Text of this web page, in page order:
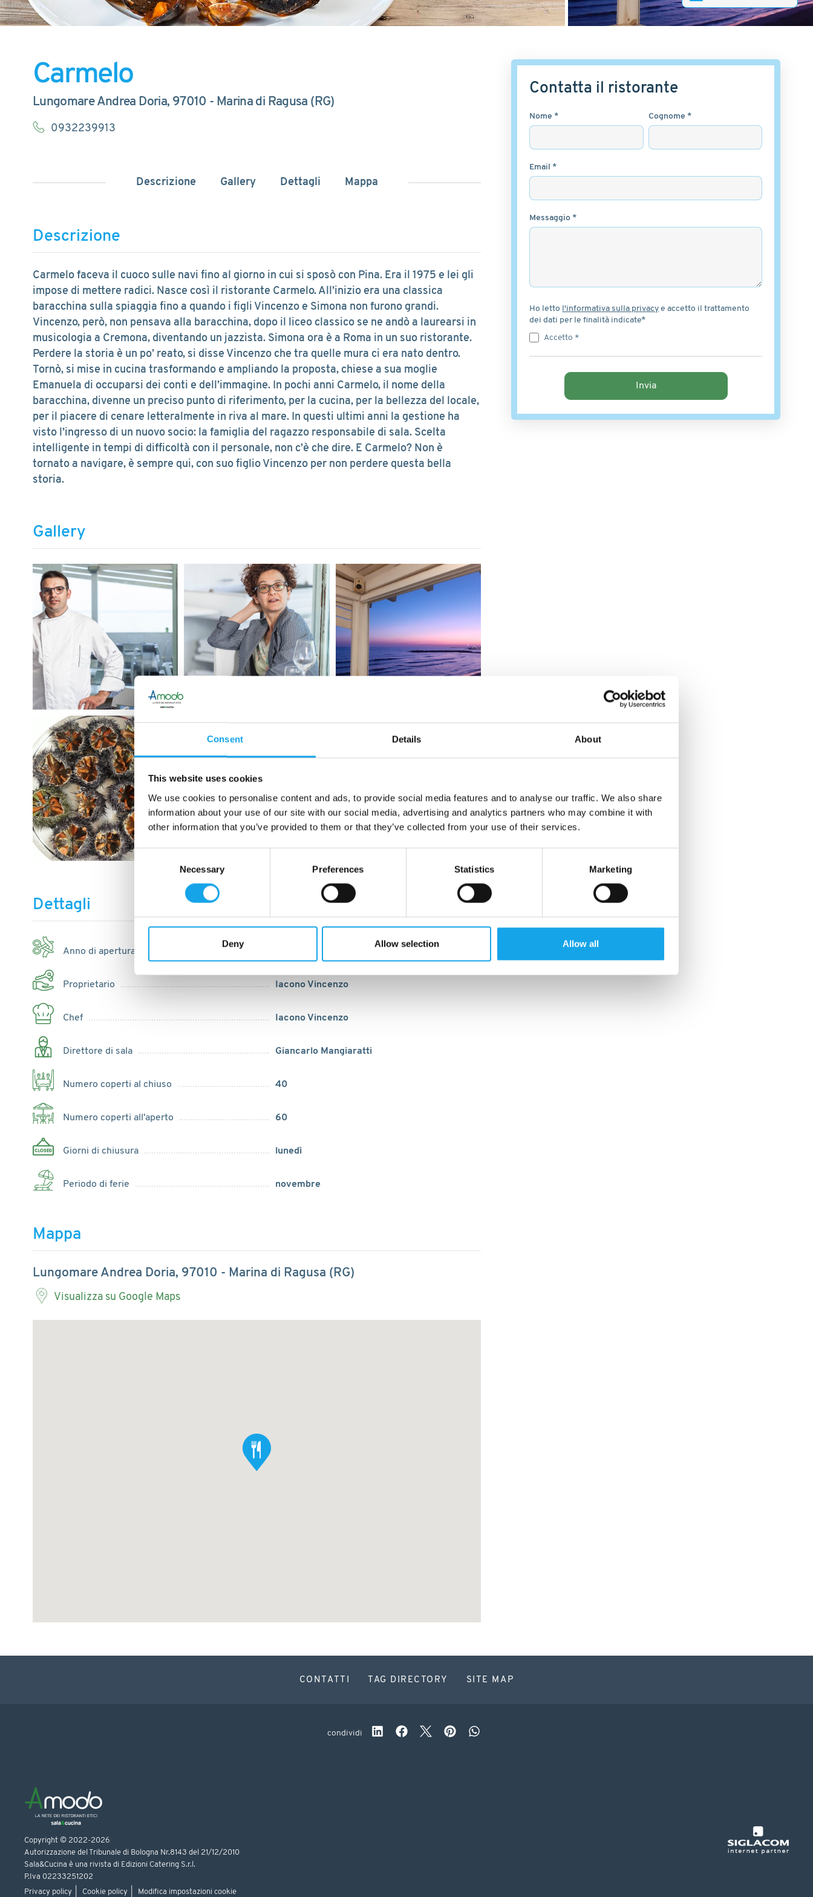
Consent Details About
This website uses cookies
We use cookies to personalise content and ads, to provide social media features and to analyse our traffic. We also share
information about your use of our site with our social media, advertising and analytics partners who may combine it with
other information that you’ve provided to them or that they’ve collected from your use of their services.
Necessary Preferences Statistics Marketing
Deny Allow selection Allow all
Carmelo
Lungomare Andrea Doria, 97010 - Marina di Ragusa (RG)
0932239913
Descrizione Gallery Dettagli Mappa
Descrizione
Carmelo faceva il cuoco sulle navi fino al giorno in cui si sposò con Pina. Era il 1975 e lei gli
impose di mettere radici. Nasce così il ristorante Carmelo. All’inizio era una classica
baracchina sulla spiaggia fino a quando i figli Vincenzo e Simona non furono grandi.
Vincenzo, però, non pensava alla baracchina, dopo il liceo classico se ne andò a laurearsi in
musicologia a Cremona, diventando un jazzista. Simona ora è a Roma in un suo ristorante.
Perdere la storia è un po’ reato, si disse Vincenzo che tra quelle mura ci era nato dentro.
Tornò, si mise in cucina trasformando e ampliando la proposta, chiese a sua moglie
Emanuela di occuparsi dei conti e dell’immagine. In pochi anni Carmelo, il nome della
baracchina, divenne un preciso punto di riferimento, per la cucina, per la bellezza del locale,
per il piacere di cenare letteralmente in riva al mare. In questi ultimi anni la gestione ha
visto l’ingresso di un nuovo socio: la famiglia del ragazzo responsabile di sala. Scelta
intelligente in tempi di difficoltà con il personale, non c’è che dire. E Carmelo? Non è
tornato a navigare, è sempre qui, con suo figlio Vincenzo per non perdere questa bella
storia.
Gallery
Dettagli
Anno di apertura
Proprietario Iacono Vincenzo
Chef Iacono Vincenzo
Direttore di sala Giancarlo Mangiaratti
Numero coperti al chiuso 40
Numero coperti all'aperto 60
Giorni di chiusura lunedì
Periodo di ferie novembre
Mappa
Lungomare Andrea Doria, 97010 - Marina di Ragusa (RG)
Visualizza su Google Maps
Contatta il ristorante
Nome * Cognome *
Email *
Messaggio *
Ho letto l'informativa sulla privacy e accetto il trattamento
dei dati per le finalità indicate*
Accetto *
CONTATTI TAG DIRECTORY SITE MAP
condividi
Copyright © 2022-2026
Autorizzazione del Tribunale di Bologna Nr.8143 del 21/12/2010
Sala&Cucina è una rivista di Edizioni Catering S.r.l.
P.Iva 02233251202
Privacy policy
Cookie policy Modifica impostazioni cookie